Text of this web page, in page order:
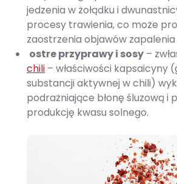
jedzenia w żołądku i
procesy trawienia, co może
zaostrzenia objawów zapalenia
ostre przyprawy i sosy –
chili – właściwości kapsaicyny
substancji aktywnej w chili)
podrażniające błonę śluzową i
produkcję kwasu solnego.